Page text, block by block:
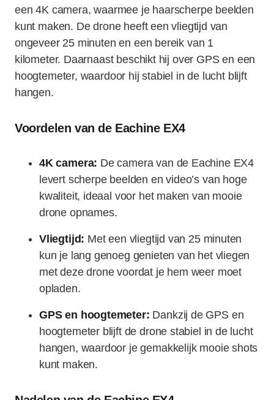
een 4K camera, waarmee je haarscherpe beelden
kunt maken. De drone heeft een vliegtijd van
ongeveer 25 minuten en een bereik van 1
kilometer. Daarnaast beschikt hij over GPS en een
hoogtemeter, waardoor hij stabiel in de lucht blijft
hangen.
Voordelen van de Eachine EX4
4K camera: De camera van de Eachine EX4
levert scherpe beelden en video’s van hoge
kwaliteit, ideaal voor het maken van mooie
drone opnames.
Vliegtijd: Met een vliegtijd van 25 minuten
kun je lang genoeg genieten van het vliegen
met deze drone voordat je hem weer moet
opladen.
GPS en hoogtemeter: Dankzij de GPS en
hoogtemeter blijft de drone stabiel in de lucht
hangen, waardoor je gemakkelijk mooie shots
kunt maken.